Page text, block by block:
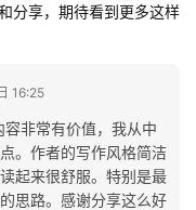
分享，期待看到更多这样
16:25
容非常有价值，我从中
。作者的写作风格简洁
起来很舒服。特别是最
思路。感谢分享这么好